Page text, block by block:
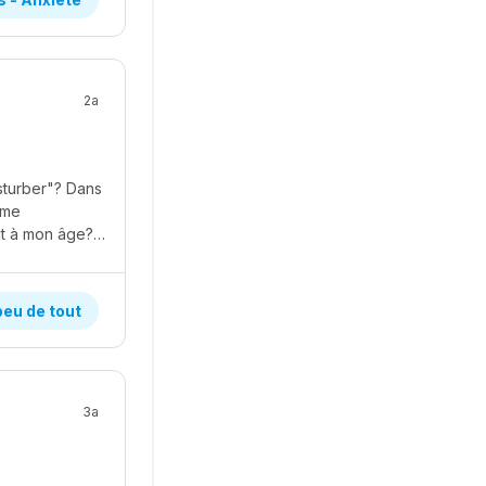
2a
Dans
"masturber" (pommeau de douche, doigt etc.) Mais est-ce que c'est correct, surtout à mon âge? Je ne veux surtout pas en parler à ma mère ou à mes parents! Je découvre mon corps parce que je rentre dans la puberté et mon corps change. J'ai littéralement l'impression que ce n'est pas mon corps. Est-ce que quelqu'un peux m'Aider et me clarifier les choses? Bonne journée!
de tout
3a